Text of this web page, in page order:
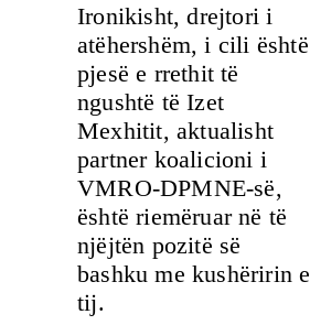
Ironikisht, drejtori i
atëhershëm, i cili është
pjesë e rrethit të
ngushtë të Izet
Mexhitit, aktualisht
partner koalicioni i
VMRO-DPMNE-së,
është riemëruar në të
njëjtën pozitë së
bashku me kushëririn e
tij.